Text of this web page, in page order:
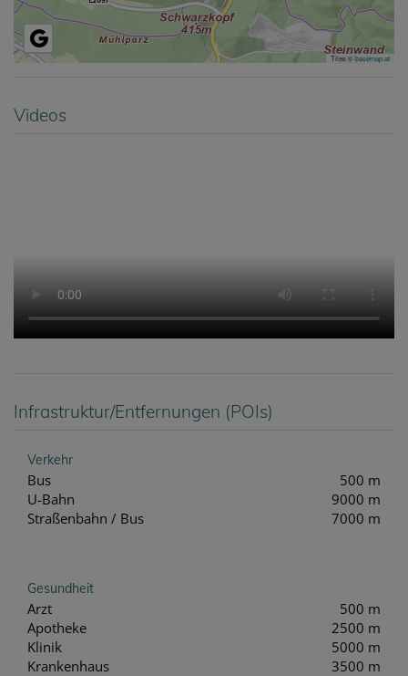
Tiles ©basemap.at
Videos
Infrastruktur/Entfernungen (POIs)
Verkehr
Bus
500 m
U-Bahn
9000 m
Straßenbahn / Bus
7000 m
Gesundheit
Arzt
500 m
Apotheke
2500 m
Klinik
5000 m
Krankenhaus
3500 m